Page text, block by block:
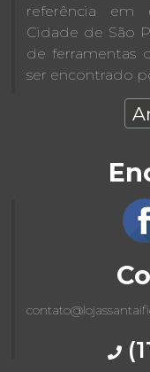
referência em
Cidade de São
de ferramentas
ser encontrado